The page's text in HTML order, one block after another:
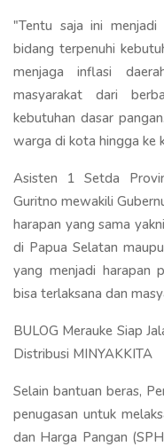
"Tentu saja ini menjadi
bidang terpenuhi
menjaga inflasi
masyarakat dari
kebutuhan dasar
warga di kota hingga ke
Asisten 1 Setda
Guritno mewakili
harapan yang sama
di Papua Selatan
yang menjadi harapan
bisa terlaksana dan
BULOG Merauke Siap
Distribusi MINYAKKITA
Selain bantuan beras,
penugasan untuk
dan Harga Pangan